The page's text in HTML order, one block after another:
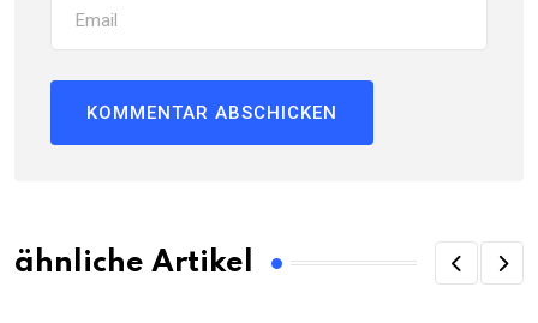
ähnliche Artikel